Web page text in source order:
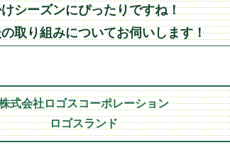
シーズンにぴったりですね！
取り組みについてお伺いします！
式会社ロゴスコーポレーション
ロゴスランド